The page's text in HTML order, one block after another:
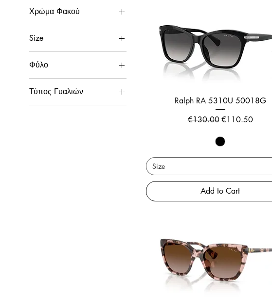
Χρώμα Φακού
Size
56(L)
56(Μ)
Φύλο
Γυναικεία
Τύπος Γυαλιών
Ηλίου
Ralph RA 5310U 50018G
Regular Price
€130.00 Sale Price
€110.50
Size
Add to Cart